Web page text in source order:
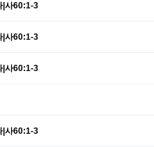
|사60:1-3
|사60:1-3
|사60:1-3
|사60:1-3